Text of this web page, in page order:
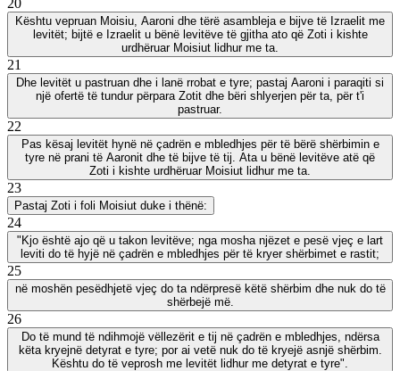
Kështu vepruan Moisiu, Aaroni dhe tërë asambleja e bijve të Izraelit me
levitët; bijtë e Izraelit u bënë levitëve të gjitha ato që Zoti i kishte
urdhëruar Moisiut lidhur me ta.
21
Dhe levitët u pastruan dhe i lanë rrobat e tyre; pastaj Aaroni i paraqiti si
një ofertë të tundur përpara Zotit dhe bëri shlyerjen për ta, për t'i
pastruar.
22
Pas kësaj levitët hynë në çadrën e mbledhjes për të bërë shërbimin e
tyre në prani të Aaronit dhe të bijve të tij. Ata u bënë levitëve atë që
Zoti i kishte urdhëruar Moisiut lidhur me ta.
23
Pastaj Zoti i foli Moisiut duke i thënë:
24
"Kjo është ajo që u takon levitëve; nga mosha njëzet e pesë vjeç e lart
leviti do të hyjë në çadrën e mbledhjes për të kryer shërbimet e rastit;
25
në moshën pesëdhjetë vjeç do ta ndërpresë këtë shërbim dhe nuk do të
shërbejë më.
26
Do të mund të ndihmojë vëllezërit e tij në çadrën e mbledhjes, ndërsa
këta kryejnë detyrat e tyre; por ai vetë nuk do të kryejë asnjë shërbim.
Kështu do të veprosh me levitët lidhur me detyrat e tyre".